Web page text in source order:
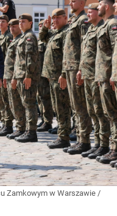
Zamkowym w Warszawie /